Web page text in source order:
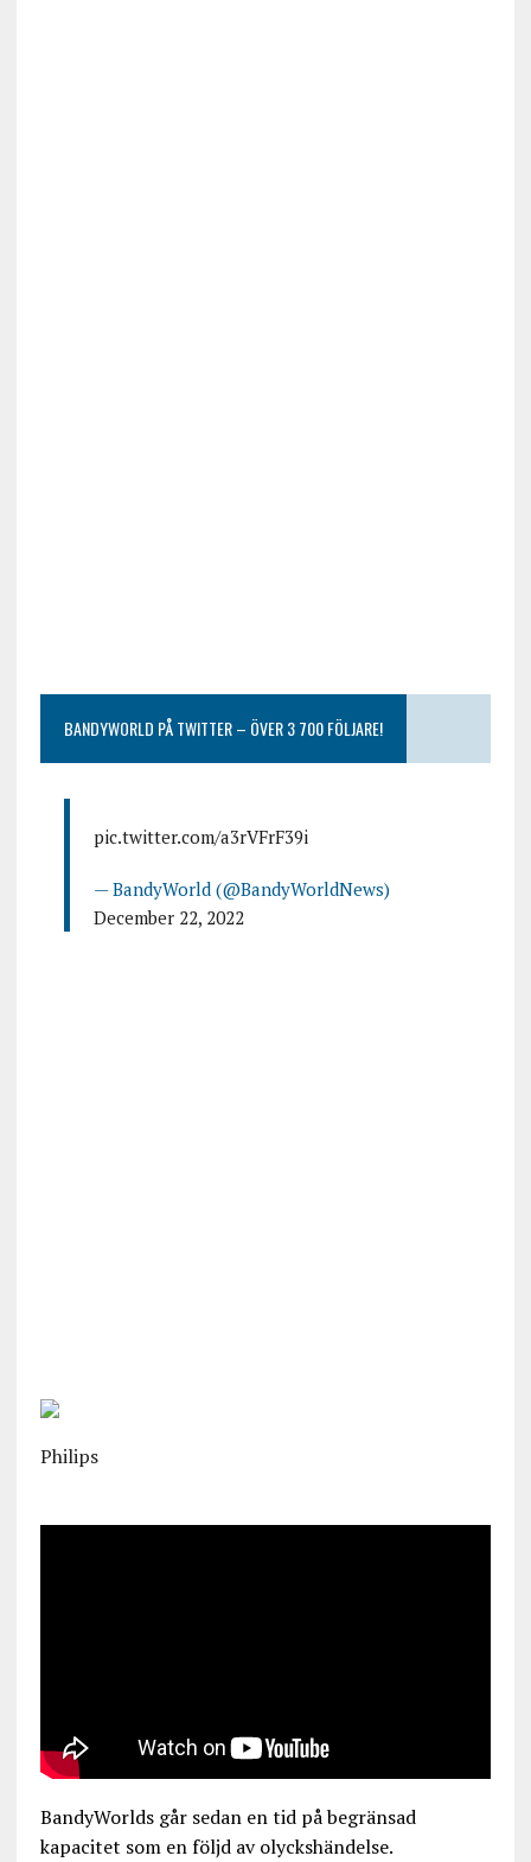
BANDYWORLD PÅ TWITTER – ÖVER 3 700 FÖLJARE!
pic.twitter.com/a3rVFrF39i
— BandyWorld (@BandyWorldNews)
December 22, 2022
Philips
BandyWorlds går sedan en tid på begränsad
kapacitet som en följd av olyckshändelse.